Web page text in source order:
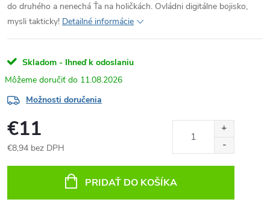
do druhého a nenechá Ťa na holičkách. Ovládni digitálne bojisko,
mysli takticky! Detailné informácie
Skladom - Ihneď k odoslaniu
11.08.2026
Možnosti doručenia
€11
€8,94 bez DPH
PRIDAŤ DO KOŠÍKA